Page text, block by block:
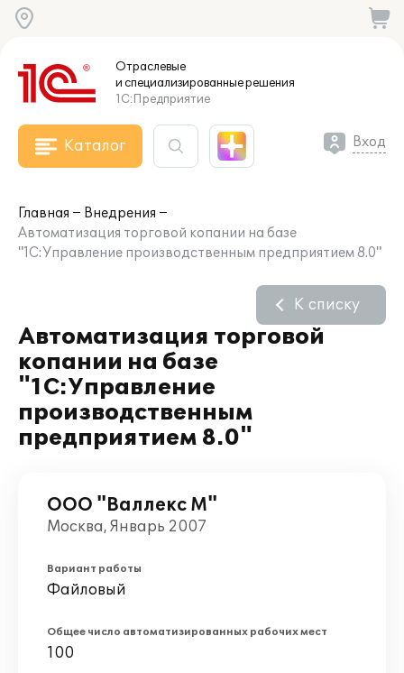
Отраслевые
и специализированныерешения
1С:Предприятие
Каталог Вход
Главная
Внедрения
Автоматизация торговой копании на базе
"1С:Управление производственным предприятием 8.0"
Автоматизация торговой
копании на базе
"1С:Управление
производственным
предприятием 8.0"
К списку
ООО "Валлекс М"
Москва, Январь 2007
Вариант работы
Файловый
Общее число автоматизированных рабочих мест
100